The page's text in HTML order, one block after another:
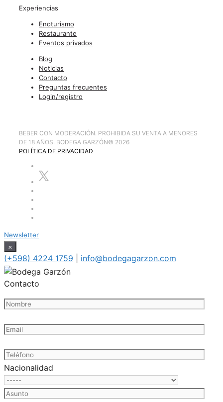
Experiencias
Enoturismo
Restaurante
Eventos privados
Blog
Noticias
Contacto
Preguntas frecuentes
Login/registro
BEBER CON MODERACIÓN. PROHIBIDA SU VENTA A MENORES
DE 18 AÑOS. BODEGA GARZÓN© 2026
POLÍTICA DE PRIVACIDAD
Newsletter
×
(+598) 4224 1759 info@bodegagarzon.com
Contacto
Nacionalidad